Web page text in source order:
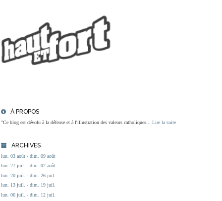
À PROPOS
"Ce blog est dévolu à la défense et à l'illustration des valeurs catholiques... Lire la suite
ARCHIVES
lun. 03 août - dim. 09 août
lun. 27 juil. - dim. 02 août
lun. 20 juil. - dim. 26 juil.
lun. 13 juil. - dim. 19 juil.
lun. 06 juil. - dim. 12 juil.